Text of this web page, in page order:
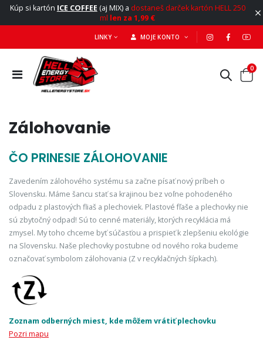
Kúp si kartón ICE COFFEE (aj MIX) a dostaneš darček kartón HELL 250
ml len za 1,99 €
LINKY MOJE KONTO
0
Zálohovanie
ČO PRINESIE ZÁLOHOVANIE
Zavedením zálohového systému sa začne písať nový príbeh o
Slovensku. Máme šancu stať sa krajinou bez voľne pohodeného
odpadu z plastových fliaš a plechoviek. Plastové fľaše a plechovky nie
sú zbytočný odpad! Sú to cenné materiály, ktorých recyklácia má
zmysel. My toho chceme byť súčasťou a prispieť k zlepšeniu ekológie
na Slovensku. Naše plechovky postubne od nového roka budeme
označovať symbolom zálohovania (Z v recyklačných šípkach).
Zoznam odberných miest, kde môžem vrátiť plechovku
Pozri mapu